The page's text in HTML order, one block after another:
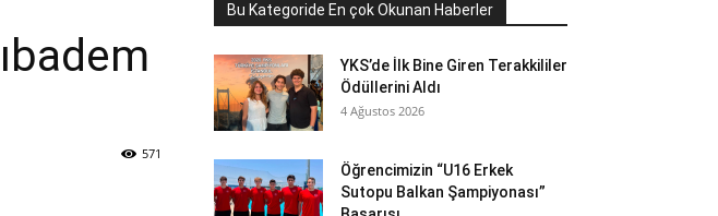
571
Bu Kategoride En çok Okunan Haberler
YKS’de İlk Bine Giren Terakkililer
Ödüllerini Aldı
4 Ağustos 2026
Öğrencimizin “U16 Erkek
Sutopu Balkan Şampiyonası”